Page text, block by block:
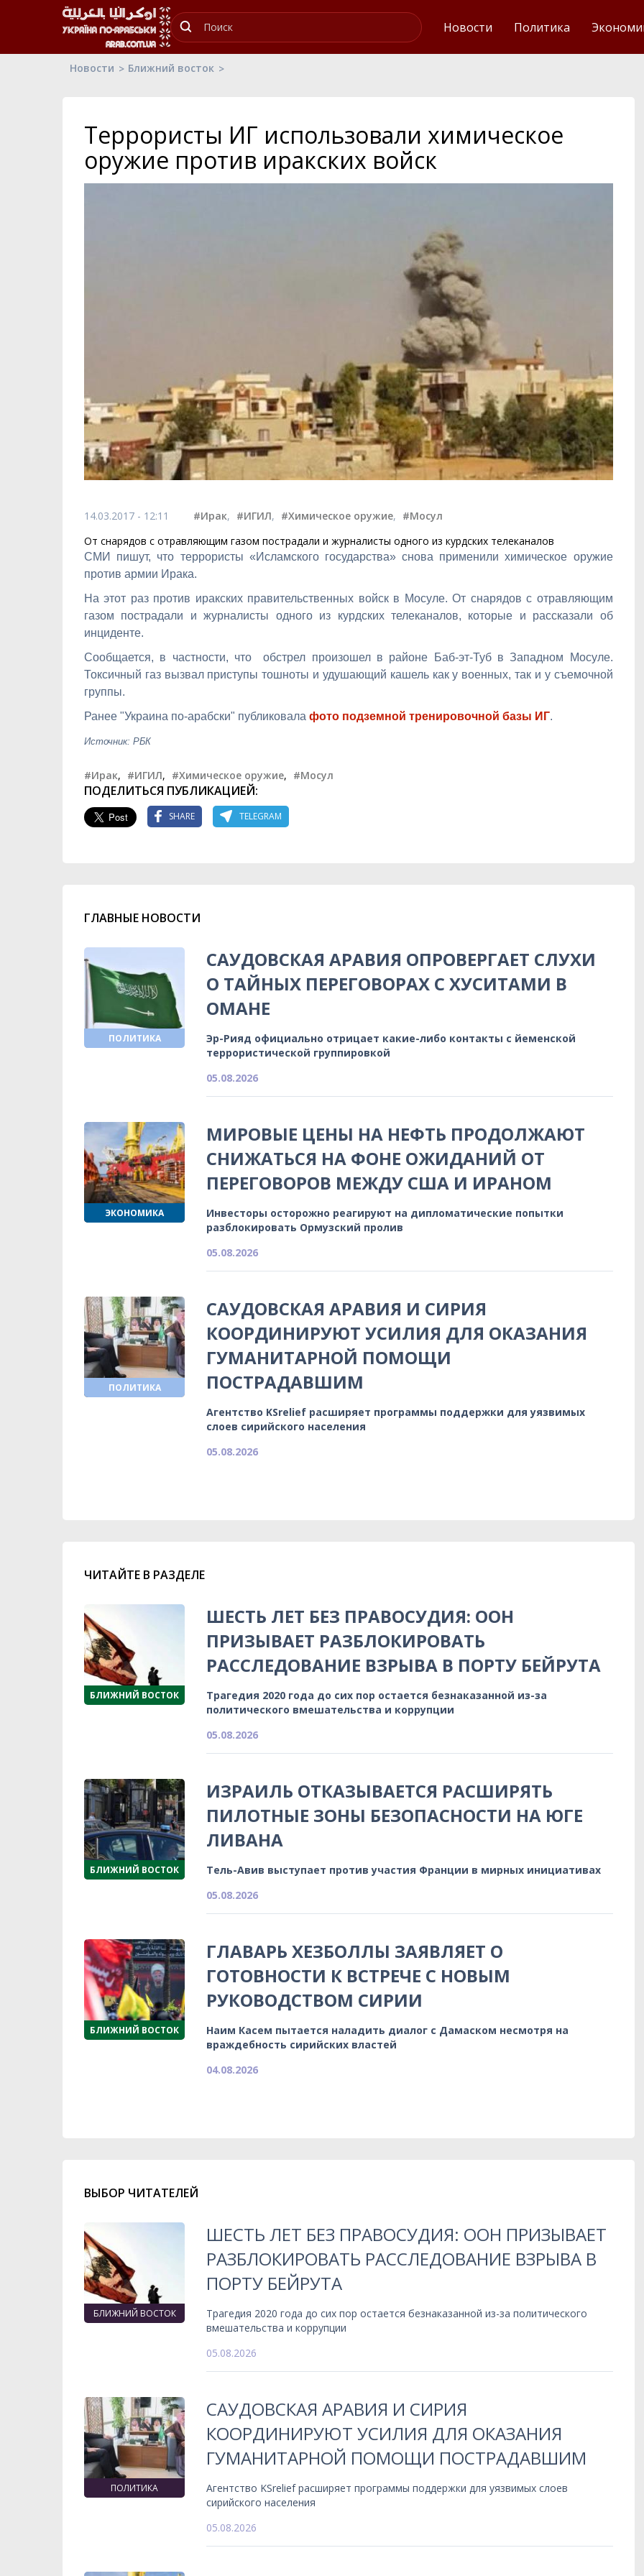
Новости Политика
Новости Ближний восток
Террористы ИГ использовали химическое
оружие против иракских войск
14.03.2017 - 12:11 #Ирак, #ИГИЛ, #Химическое оружие, #Мосул
От снарядов с отравляющим газом пострадали и журналисты одного из курдских телеканалов
СМИ пишут, что террористы «Исламского государства» снова применили химическое оружие
против армии Ирака.
На этот раз против иракских правительственных войск в Мосуле. От снарядов с отравляющим
газом пострадали и журналисты одного из курдских телеканалов, которые и рассказали об
инциденте.
Сообщается, в частности, что обстрел произошел в районе Баб-эт-Туб в Западном Мосуле.
Токсичный газ вызвал приступы тошноты и удушающий кашель как у военных, так и у съемочной
группы.
Ранее "Украина по-арабски" публиковала фото подземной тренировочной базы ИГ.
Источник: РБК
#Ирак, #ИГИЛ, #Химическое оружие, #Мосул
ПОДЕЛИТЬСЯ ПУБЛИКАЦИЕЙ:
SHARE TELEGRAM
ГЛАВНЫЕ НОВОСТИ
ПОЛИТИКА
САУДОВСКАЯ АРАВИЯ ОПРОВЕРГАЕТ СЛУХИ
О ТАЙНЫХ ПЕРЕГОВОРАХ С ХУСИТАМИ В
ОМАНЕ
Эр-Рияд официально отрицает какие-либо контакты с йеменской
террористической группировкой
05.08.2026
ЭКОНОМИКА
МИРОВЫЕ ЦЕНЫ НА НЕФТЬ ПРОДОЛЖАЮТ
СНИЖАТЬСЯ НА ФОНЕ ОЖИДАНИЙ ОТ
ПЕРЕГОВОРОВ МЕЖДУ США И ИРАНОМ
Инвесторы осторожно реагируют на дипломатические попытки
разблокировать Ормузский пролив
05.08.2026
ПОЛИТИКА
САУДОВСКАЯ АРАВИЯ И СИРИЯ
КООРДИНИРУЮТ УСИЛИЯ ДЛЯ ОКАЗАНИЯ
ГУМАНИТАРНОЙ ПОМОЩИ
ПОСТРАДАВШИМ
Агентство KSrelief расширяет программы поддержки для уязвимых
слоев сирийского населения
05.08.2026
ЧИТАЙТЕ В РАЗДЕЛЕ
БЛИЖНИЙ ВОСТОК
ШЕСТЬ ЛЕТ БЕЗ ПРАВОСУДИЯ: ООН
ПРИЗЫВАЕТ РАЗБЛОКИРОВАТЬ
РАССЛЕДОВАНИЕ ВЗРЫВА В ПОРТУ БЕЙРУТА
Трагедия 2020 года до сих пор остается безнаказанной из-за
политического вмешательства и коррупции
05.08.2026
БЛИЖНИЙ ВОСТОК
ИЗРАИЛЬ ОТКАЗЫВАЕТСЯ РАСШИРЯТЬ
ПИЛОТНЫЕ ЗОНЫ БЕЗОПАСНОСТИ НА ЮГЕ
ЛИВАНА
Тель-Авив выступает против участия Франции в мирных инициативах
05.08.2026
БЛИЖНИЙ ВОСТОК
ГЛАВАРЬ ХЕЗБОЛЛЫ ЗАЯВЛЯЕТ О
ГОТОВНОСТИ К ВСТРЕЧЕ С НОВЫМ
РУКОВОДСТВОМ СИРИИ
Наим Касем пытается наладить диалог с Дамаском несмотря на
враждебность сирийских властей
04.08.2026
ВЫБОР ЧИТАТЕЛЕЙ
БЛИЖНИЙ ВОСТОК
ШЕСТЬ ЛЕТ БЕЗ ПРАВОСУДИЯ: ООН ПРИЗЫВАЕТ
РАЗБЛОКИРОВАТЬ РАССЛЕДОВАНИЕ ВЗРЫВА В
ПОРТУ БЕЙРУТА
Трагедия 2020 года до сих пор остается безнаказанной из-за политического
вмешательства и коррупции
05.08.2026
ПОЛИТИКА
САУДОВСКАЯ АРАВИЯ И СИРИЯ
КООРДИНИРУЮТ УСИЛИЯ ДЛЯ ОКАЗАНИЯ
ГУМАНИТАРНОЙ ПОМОЩИ ПОСТРАДАВШИМ
Агентство KSrelief расширяет программы поддержки для уязвимых слоев
сирийского населения
05.08.2026